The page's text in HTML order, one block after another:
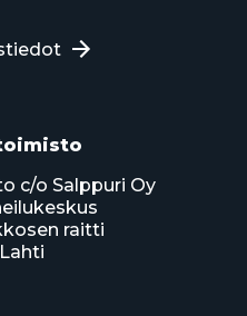
c/o Salppuri Oy
raitti
Lahti